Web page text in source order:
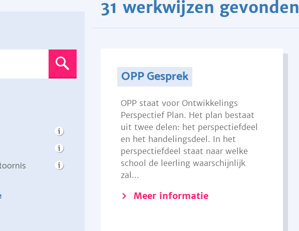
31 werkwijzen gevonden
OPP Gesprek
OPP staat voor Ontwikkelings
Perspectief Plan. Het plan bestaat
uit twee delen: het perspectiefdeel
en het handelingsdeel. In het
perspectiefdeel staat naar welke
school de leerling waarschijnlijk
zal...
Meer informatie